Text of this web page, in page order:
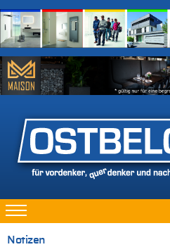
Notizen